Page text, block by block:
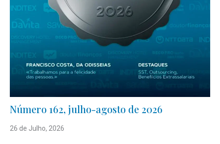
Número 162, julho-agosto de 2026
26 de Julho, 2026